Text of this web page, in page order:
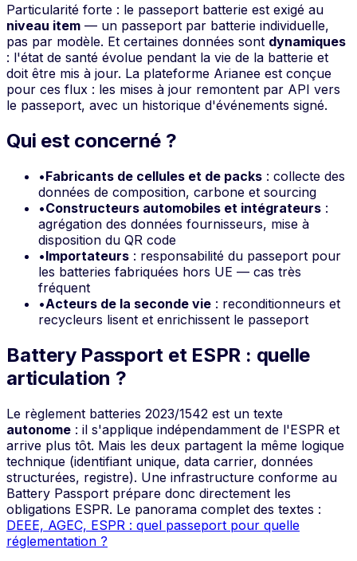
Particularité forte : le passeport batterie est exigé au
niveau item — un passeport par batterie individuelle,
pas par modèle. Et certaines données sont dynamiques
: l'état de santé évolue pendant la vie de la batterie et
doit être mis à jour. La plateforme Arianee est conçue
pour ces flux : les mises à jour remontent par API vers
le passeport, avec un historique d'événements signé.
Qui est concerné ?
•Fabricants de cellules et de packs : collecte des
données de composition, carbone et sourcing
•Constructeurs automobiles et intégrateurs :
agrégation des données fournisseurs, mise à
disposition du QR code
•Importateurs : responsabilité du passeport pour
les batteries fabriquées hors UE — cas très
fréquent
•Acteurs de la seconde vie : reconditionneurs et
recycleurs lisent et enrichissent le passeport
Battery Passport et ESPR : quelle
articulation ?
Le règlement batteries 2023/1542 est un texte
autonome : il s'applique indépendamment de l'ESPR et
arrive plus tôt. Mais les deux partagent la même logique
technique (identifiant unique, data carrier, données
structurées, registre). Une infrastructure conforme au
Battery Passport prépare donc directement les
obligations ESPR. Le panorama complet des textes :
DEEE, AGEC, ESPR : quel passeport pour quelle
réglementation ?